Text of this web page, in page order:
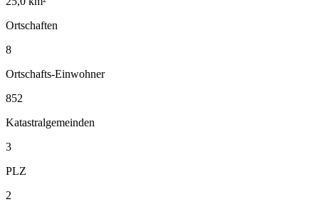
Ortschaften
8
Ortschafts-Einwohner
852
Katastralgemeinden
3
PLZ
2